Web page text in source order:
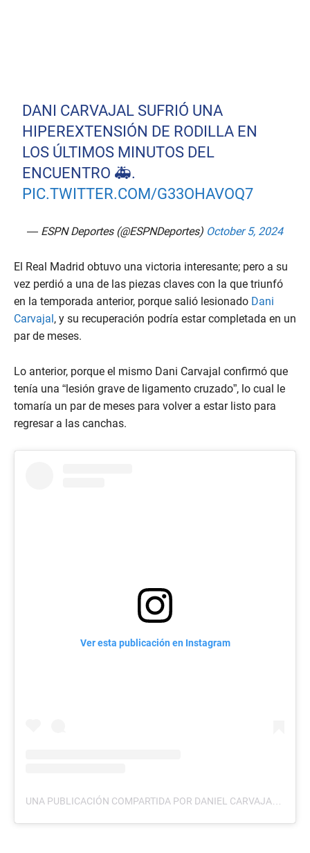
DANI CARVAJAL SUFRIÓ UNA
HIPEREXTENSIÓN DE RODILLA EN
LOS ÚLTIMOS MINUTOS DEL
ENCUENTRO 🚑.
PIC.TWITTER.COM/G33OHAVOQ7
— ESPN Deportes (@ESPNDeportes) October 5, 2024
El Real Madrid obtuvo una victoria interesante; pero a su
vez perdió a una de las piezas claves con la que triunfó
en la temporada anterior, porque salió lesionado Dani
Carvajal , y su recuperación podría estar completada en un
par de meses.
Lo anterior, porque el mismo Dani Carvajal confirmó que
tenía una “lesión grave de ligamento cruzado”, lo cual le
tomaría un par de meses para volver a estar listo para
regresar a las canchas.
Ver esta publicación en Instagram
UNA PUBLICACIÓN COMPARTIDA POR DANIEL CARVAJAL (@DANI.CARVAJAL.2)